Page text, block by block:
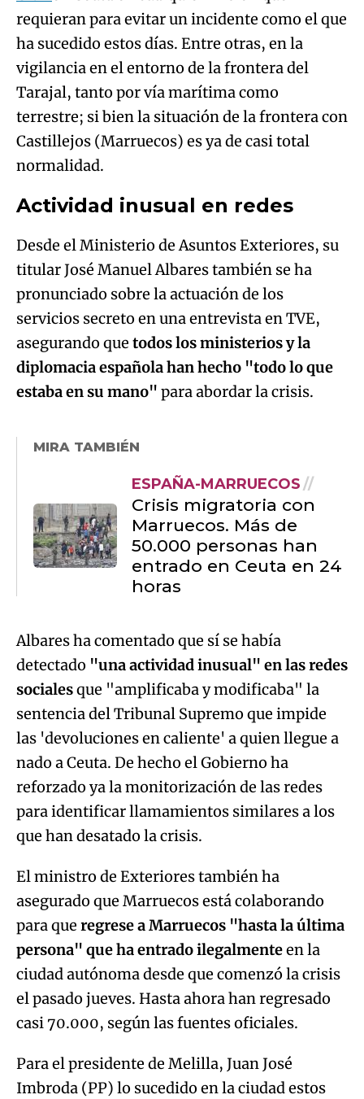
requieran para evitar un incidente como el que
ha sucedido estos días. Entre otras, en la
vigilancia en el entorno de la frontera del
Tarajal, tanto por vía marítima como
terrestre; si bien la situación de la frontera con
Castillejos (Marruecos) es ya de casi total
normalidad.
Actividad inusual en redes
Desde el Ministerio de Asuntos Exteriores, su
titular José Manuel Albares también se ha
pronunciado sobre la actuación de los
servicios secreto en una entrevista en TVE,
asegurando que todos los ministerios y la
diplomacia española han hecho "todo lo que
estaba en su mano" para abordar la crisis.
MIRA TAMBIÉN
ESPAÑA-MARRUECOS
Crisis migratoria con
Marruecos. Más de
50.000 personas han
entrado en Ceuta en 24
horas
Albares ha comentado que sí se había
detectado "una actividad inusual" en las redes
socialesque "amplificaba y modificaba" la
sentencia del Tribunal Supremo que impide
las 'devoluciones en caliente' a quien llegue a
nado a Ceuta. De hecho el Gobierno ha
reforzado ya la monitorización de las redes
para identificar llamamientos similares a los
que han desatado la crisis.
El ministro de Exteriores también ha
asegurado que Marruecos está colaborando
para que regrese a Marruecos "hasta la última
persona" que ha entrado ilegalmenteen la
ciudad autónoma desde que comenzó la crisis
el pasado jueves. Hasta ahora han regresado
casi 70.000, según las fuentes oficiales.
Para el presidente de Melilla, Juan José
Imbroda (PP) lo sucedido en la ciudad estos